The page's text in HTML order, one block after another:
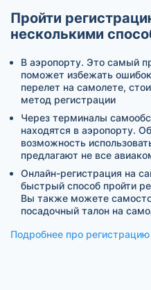
Пройти
несколькими
В аэропорту. Это самый
поможет избежать
перелет на самолете,
метод регистрации
Через терминалы
находятся в аэропорту.
возможность
предлагают не все
Онлайн-регистрация на
быстрый способ пройти
Вы также можете
посадочный талон на
Подробнее про